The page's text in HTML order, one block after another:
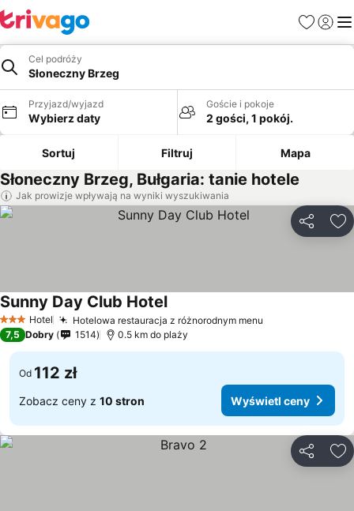
Ulubione
Cel podróży
Słoneczny Brzeg
Przyjazd/wyjazd
Wybierz daty
Goście i pokoje
2 gości, 1 pokój.
Sortuj Filtruj Mapa
Słoneczny Brzeg, Bułgaria: tanie hotele
Jak prowizje wpływają na wyniki wyszukiwania
3 Kategoria
Hotel Hotelowa restauracja z różnorodnym menu
Sunny Day Club Hotel
7,5 Dobry 1514 0.5 km do plaży
Od 112 zł
Zobacz ceny z 10 stron Wyświetl ceny